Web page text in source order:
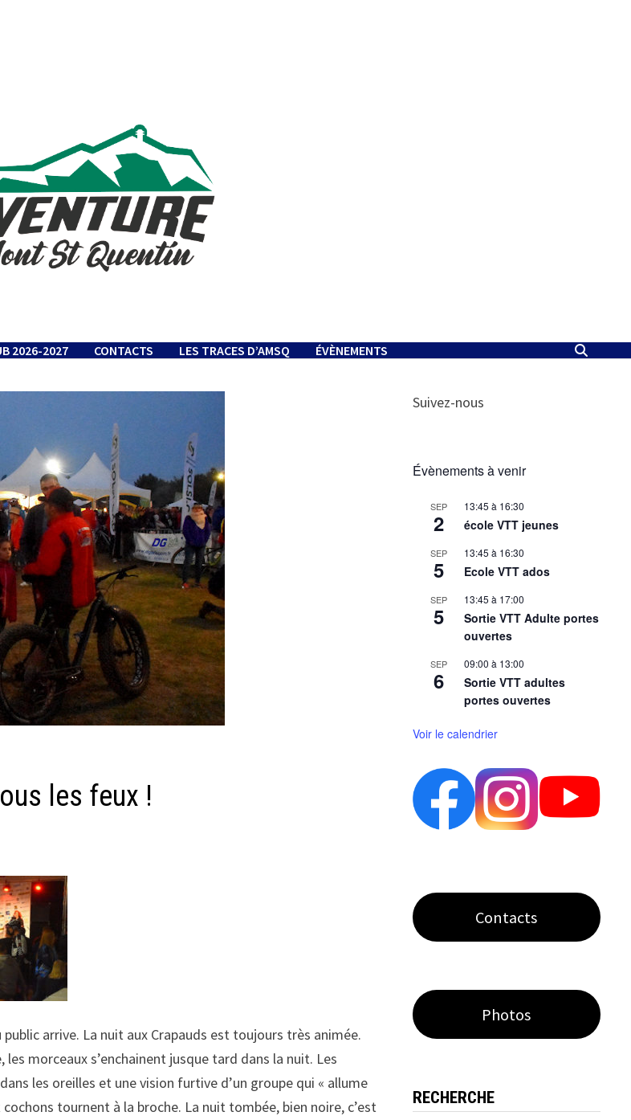
2026-2027 CONTACTS LES TRACES D’AMSQ ÉVÈNEMENTS
les feux !
arrive. La nuit aux Crapauds est toujours très animée.
morceaux s’enchainent jusque tard dans la nuit. Les
les oreilles et une vision furtive d’un groupe qui « allume
tournent à la broche. La nuit tombée, bien noire, c’est
Suivez-nous
Évènements à venir
SEP
2
13:45 à 16:30
école VTT jeunes
SEP
5
13:45 à 16:30
Ecole VTT ados
SEP
5
13:45 à 17:00
Sortie VTT Adulte portes
ouvertes
SEP
6
09:00 à 13:00
Sortie VTT adultes
portes ouvertes
Voir le calendrier
Contacts
Photos
RECHERCHE